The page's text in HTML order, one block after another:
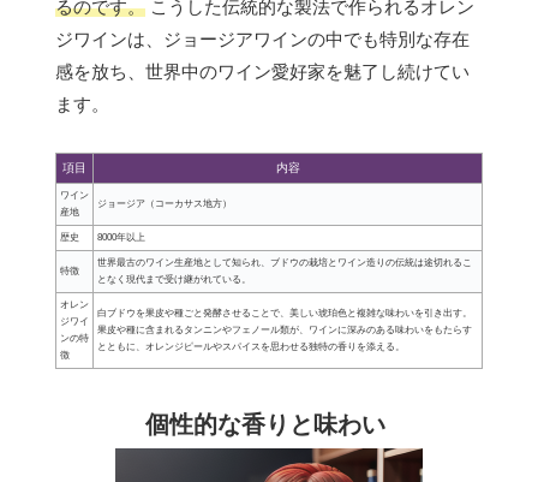
るのです。 こうした伝統的な製法で作られるオレン
ジワインは、ジョージアワインの中でも特別な存在
感を放ち、世界中のワイン愛好家を魅了し続けてい
ます。
項目 内容
ワイン
産地
ジョージア（コーカサス地方）
歴史 8000年以上
特徴
世界最古のワイン生産地として知られ、ブドウの栽培とワイン造りの伝統は途切れるこ
となく現代まで受け継がれている。
オレン
ジワイ
ンの特
徴
白ブドウを果皮や種ごと発酵させることで、美しい琥珀色と複雑な味わいを引き出す。
果皮や種に含まれるタンニンやフェノール類が、ワインに深みのある味わいをもたらす
とともに、オレンジピールやスパイスを思わせる独特の香りを添える。
個性的な香りと味わい